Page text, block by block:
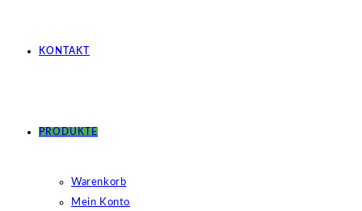
KONTAKT
PRODUKTE
Warenkorb
Mein Konto